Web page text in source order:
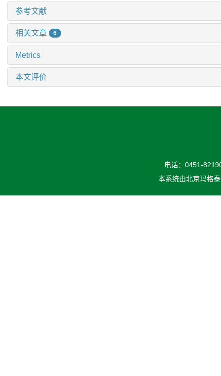
参考文献
相关文章 6
Metrics
本文评价
电话：0451-
本系统由北京玛格